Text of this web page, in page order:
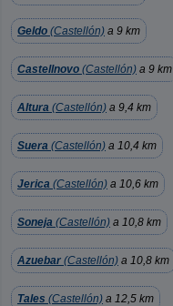
Geldo (Castellón) a 9 km
Castellnovo (Castellón) a 9 km
Altura (Castellón) a 9,4 km
Suera (Castellón) a 10,4 km
Jerica (Castellón) a 10,6 km
Soneja (Castellón) a 10,8 km
Azuebar (Castellón) a 10,8 km
Tales (Castellón) a 12,5 km